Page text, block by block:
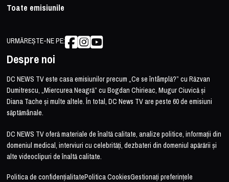
Toate emisiunile
URMĂREȘTE-NE PE:
Despre noi
DC NEWS TV este casa emisiunilor precum „Ce se întâmplă?” cu Răzvan
Dumitrescu, „Miercurea Neagră” cu Bogdan Chirieac, Mugur Ciuvică și
Diana Tache și multe altele. În total, DC News TV are peste 60 de emisiuni
săptămânale.
DC NEWS TV oferă materiale de înaltă calitate, analize politice, informații din
domeniul medical, interviuri cu celebrități, dezbateri din domeniul apărării și
alte videoclipuri de înaltă calitate.
Politica de confidențialitatePolitica CookiesGestionați preferințele